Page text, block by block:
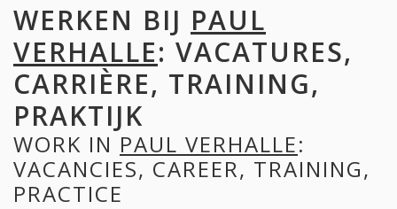
WERKEN BIJ PAUL
VERHALLE: VACATURES,
CARRIÈRE, TRAINING,
PRAKTIJK
WORK IN PAUL VERHALLE:
VACANCIES, CAREER, TRAINING,
PRACTICE